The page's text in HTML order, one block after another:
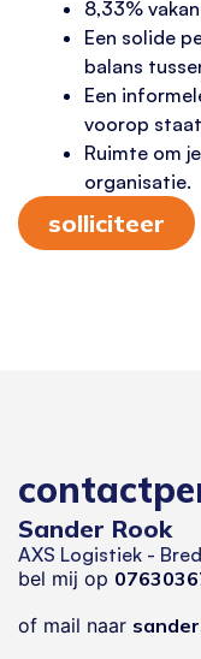
8,33%
Een solide
balans
Een
voorop
Ruimte om
organisatie.
solliciteer
Sander Rook
AXS Logistiek -
bel mij op
of mail naar